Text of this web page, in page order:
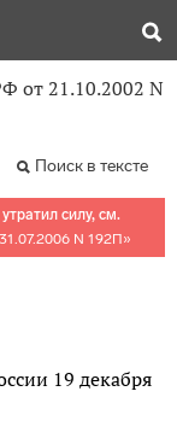
от 21.10.2002 N
Поиск в тексте
силу, см.
N 192П»
19 декабря